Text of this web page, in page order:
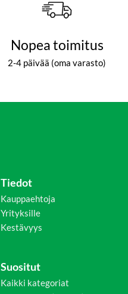
Nopea toimitus
2-4 päivää (oma varasto)
Tiedot
Kauppaehtoja
Yrityksille
Kestävyys
Suositut
Kaikki kategoriat